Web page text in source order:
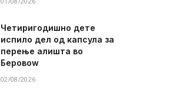
Четиригодишно дете
испило дел од капсула за
перење алишта во
Беровоw
02/08/2026